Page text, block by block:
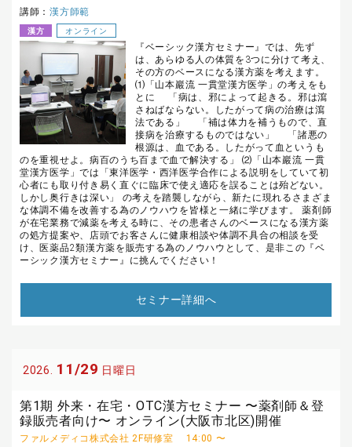
講師：漢方師範
漢方 オンライン
『ベーシック漢方セミナー』では、先ず
は、あらゆる人の体質を3つに分けて考え、
その方のベースになる漢方薬を考えます。
⑴「山本巖流 一貫堂漢方医学」の考えをも
とに 「病は、邪によって起きる。邪は瀉
さねばならない。したがって病の治療は瀉
法である」 「補は体力を補うもので、直
接病を治療するものではない」 「諸悪の
根源は、血である。したがって血というも
のを重視せよ。病百のうち百まで血で解決する」 ⑵「山本巖流 一貫
堂漢方医学」では「東洋医学・西洋医学合作による説明をしていて初
心者にも取り付き易く直ぐに臨床で使え適応を誤ることは殆どない。
しかし奥行きは深い」 の考えを踏襲しながら、新たに現れるさまざま
な体調不備を改善する為のノウハウを皆様と一緒に学びます。 薬剤師
が在宅業務で減薬を考える時に、その患者さんのベースになる漢方薬
の処方提案や、店頭でお客さんに健康相談や体調不具合の相談を受
け、医薬品2類漢方薬を販売する為のノウハウとして、是非この『ベ
ーシック漢方セミナー』に挑んでください！
セミナー詳細へ
2026. 11/29 日曜日
第1期 外来・在宅・OTC漢方セミナー 〜薬剤師＆登
録販売者向け〜 オンライン(大阪市北区)開催
ファルメディコ株式会社 2F研修室
14:00 〜